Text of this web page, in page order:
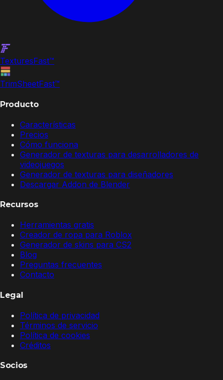
TexturesFast™
TrimSheetFast™
Producto
Características
Precios
Cómo funciona
Generador de texturas para desarrolladores de
videojuegos
Generador de texturas para diseñadores
Descargar Addon de Blender
Recursos
Herramientas gratis
Creador de ropa para Roblox
Generador de skins para CS2
Blog
Preguntas frecuentes
Contacto
Legal
Política de privacidad
Términos de servicio
Política de cookies
Créditos
Socios